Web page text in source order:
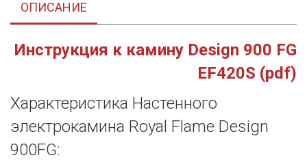
ОПИСАНИЕ
Инструкция к камину Design 900 FG
EF420S (pdf)
Характеристика Настенного
электрокамина Royal Flame Design
900FG: